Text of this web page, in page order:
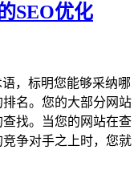
SEO优化
，标明您能够采纳哪
名。您的大部分网站
找。当您的网站在查
争对手之上时，您就